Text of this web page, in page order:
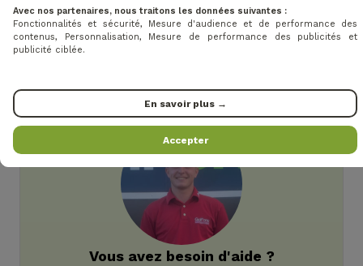
Coutures étanches – protection complète contre
l’eau
Fermetures éclair YKK étanches – fiables même
Légère et coupe-vent – confort sans compromis
Vous avez besoin d'aide ?
Avec nos partenaires, nous traitons les données suivantes :
Fonctionnalités et sécurité, Mesure d'audience et de performance des
contenus, Personnalisation, Mesure de performance des publicités et
publicité ciblée.
En savoir plus →
Accepter